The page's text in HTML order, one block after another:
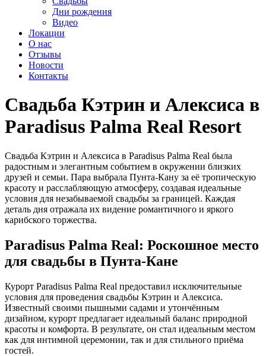
Дни рождения
Видео
Локации
О нас
Отзывы
Новости
Контакты
Свадьба Кэтрин и Алексиса в
Paradisus Palma Real Resort
Свадьба Кэтрин и Алексиса в Paradisus Palma Real была
радостным и элегантным событием в окружении близких
друзей и семьи. Пара выбрала Пунта-Кану за её тропическую
красоту и расслабляющую атмосферу, создавая идеальные
условия для незабываемой свадьбы за границей. Каждая
деталь дня отражала их видение романтичного и яркого
карибского торжества.
Paradisus Palma Real: Роскошное место
для свадьбы в Пунта-Кане
Курорт Paradisus Palma Real предоставил исключительные
условия для проведения свадьбы Кэтрин и Алексиса.
Известный своими пышными садами и утончённым
дизайном, курорт предлагает идеальный баланс природной
красоты и комфорта. В результате, он стал идеальным местом
как для интимной церемонии, так и для стильного приёма
гостей.